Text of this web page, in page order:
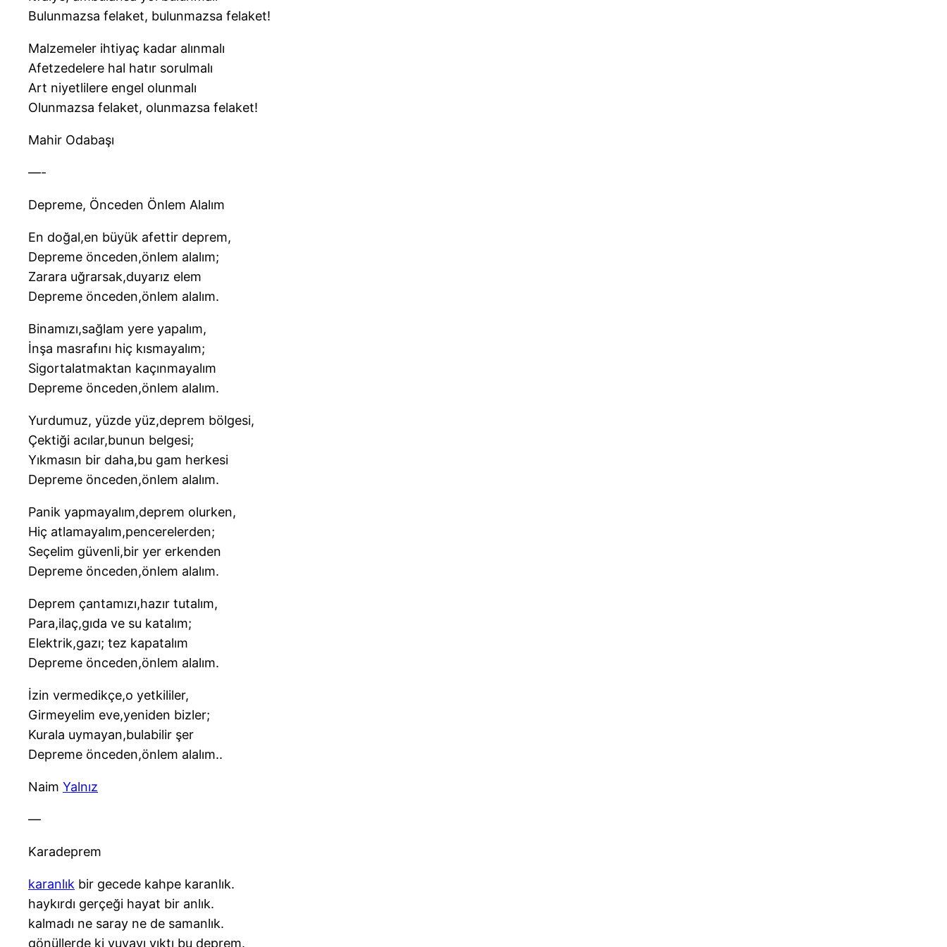
Bulunmazsa felaket, bulunmazsa felaket!
Malzemeler ihtiyaç kadar alınmalı
Afetzedelere hal hatır sorulmalı
Art niyetlilere engel olunmalı
Olunmazsa felaket, olunmazsa felaket!
Mahir Odabaşı
—-
Depreme, Önceden Önlem Alalım
En doğal,en büyük afettir deprem,
Depreme önceden,önlem alalım;
Zarara uğrarsak,duyarız elem
Depreme önceden,önlem alalım.
Binamızı,sağlam yere yapalım,
İnşa masrafını hiç kısmayalım;
Sigortalatmaktan kaçınmayalım
Depreme önceden,önlem alalım.
Yurdumuz, yüzde yüz,deprem bölgesi,
Çektiği acılar,bunun belgesi;
Yıkmasın bir daha,bu gam herkesi
Depreme önceden,önlem alalım.
Panik yapmayalım,deprem olurken,
Hiç atlamayalım,pencerelerden;
Seçelim güvenli,bir yer erkenden
Depreme önceden,önlem alalım.
Deprem çantamızı,hazır tutalım,
Para,ilaç,gıda ve su katalım;
Elektrik,gazı; tez kapatalım
Depreme önceden,önlem alalım.
İzin vermedikçe,o yetkililer,
Girmeyelim eve,yeniden bizler;
Kurala uymayan,bulabilir şer
Depreme önceden,önlem alalım..
Naim Yalnız
—
Karadeprem
karanlık bir gecede kahpe karanlık.
haykırdı gerçeği hayat bir anlık.
kalmadı ne saray ne de samanlık.
gönüllerde ki yuvayı yıktı bu deprem.